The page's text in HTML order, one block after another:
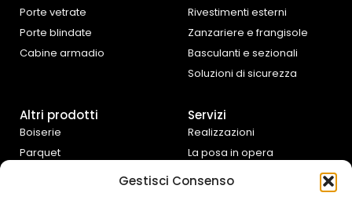
Gestisci Consenso
Porte vetrate
Porte blindate
Cabine armadio
Rivestimenti esterni
Zanzariere e frangisole
Basculanti e sezionali
Soluzioni di sicurezza
Altri prodotti
Boiserie
Parquet
Servizi
Realizzazioni
La posa in opera
preventivazione